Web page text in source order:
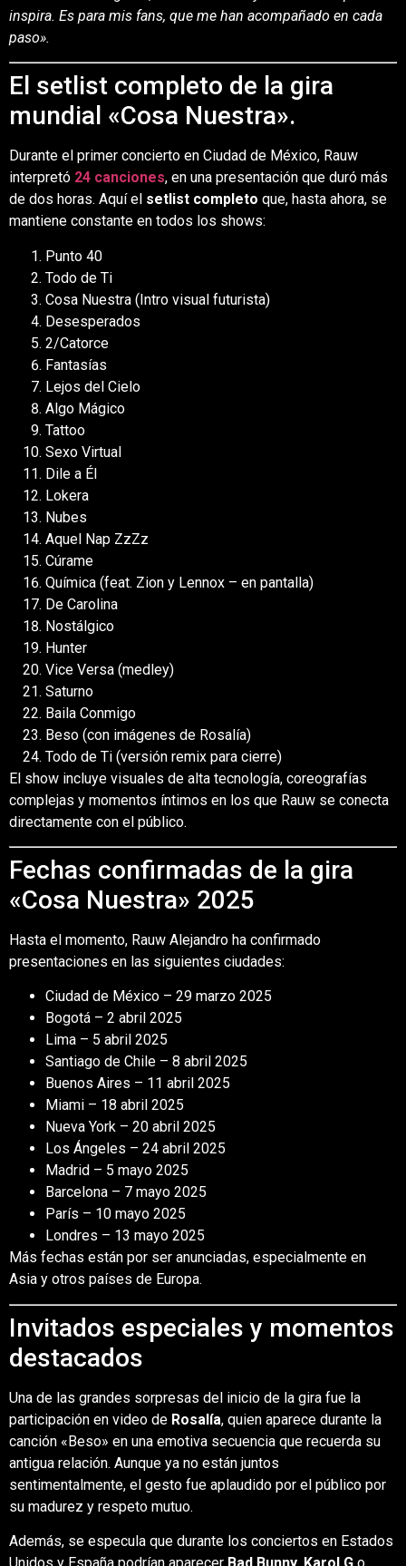
inspira. Es para mis fans, que me han acompañado en cada
paso».
El setlist completo de la gira
mundial «Cosa Nuestra».
Durante el primer concierto en Ciudad de México, Rauw
interpretó 24 canciones, en una presentación que duró más
de dos horas. Aquí el setlist completo que, hasta ahora, se
mantiene constante en todos los shows:
Punto 40
Todo de Ti
Cosa Nuestra (Intro visual futurista)
Desesperados
2/Catorce
Fantasías
Lejos del Cielo
Algo Mágico
Tattoo
Sexo Virtual
Dile a Él
Lokera
Nubes
Aquel Nap ZzZz
Cúrame
Química (feat. Zion y Lennox – en pantalla)
De Carolina
Nostálgico
Hunter
Vice Versa (medley)
Saturno
Baila Conmigo
Beso (con imágenes de Rosalía)
Todo de Ti (versión remix para cierre)
El show incluye visuales de alta tecnología, coreografías
complejas y momentos íntimos en los que Rauw se conecta
directamente con el público.
Fechas confirmadas de la gira
«Cosa Nuestra» 2025
Hasta el momento, Rauw Alejandro ha confirmado
presentaciones en las siguientes ciudades:
Ciudad de México – 29 marzo 2025
Bogotá – 2 abril 2025
Lima – 5 abril 2025
Santiago de Chile – 8 abril 2025
Buenos Aires – 11 abril 2025
Miami – 18 abril 2025
Nueva York – 20 abril 2025
Los Ángeles – 24 abril 2025
Madrid – 5 mayo 2025
Barcelona – 7 mayo 2025
París – 10 mayo 2025
Londres – 13 mayo 2025
Más fechas están por ser anunciadas, especialmente en
Asia y otros países de Europa.
Invitados especiales y momentos
destacados
Una de las grandes sorpresas del inicio de la gira fue la
participación en video de Rosalía, quien aparece durante la
canción «Beso» en una emotiva secuencia que recuerda su
antigua relación. Aunque ya no están juntos
sentimentalmente, el gesto fue aplaudido por el público por
su madurez y respeto mutuo.
Además, se especula que durante los conciertos en Estados